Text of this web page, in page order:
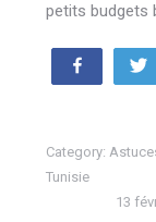
petits budgets
Partagez
Category:
Tunisie
13